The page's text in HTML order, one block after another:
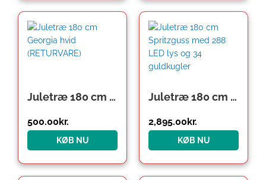
Juletræ 180 cm Georgia hvid (RETURVARE)
500.00kr.
KØB NU
Juletræ 180 cm Spritzguss med 288 LED lys og 34 guldkugler
2,895.00kr.
KØB NU